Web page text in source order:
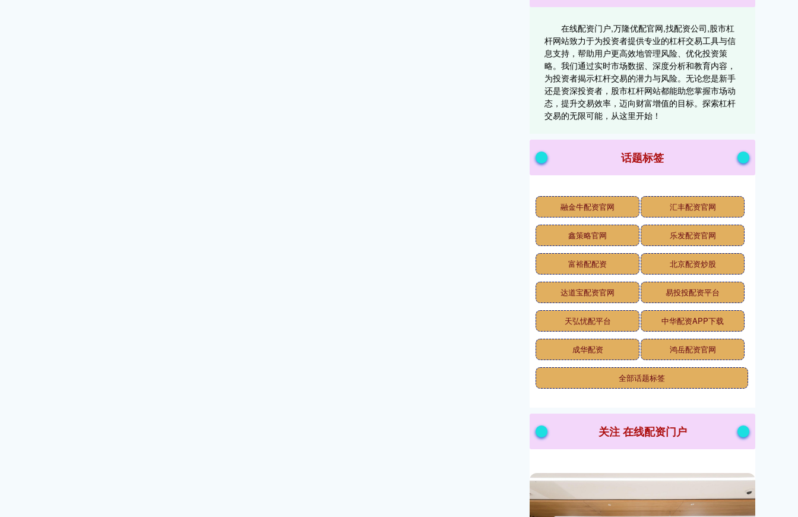
在线配资门户,万隆优配官网,找配资公司,股市杠
杆网站致力于为投资者提供专业的杠杆交易工具与信
息支持，帮助用户更高效地管理风险、优化投资策
略。我们通过实时市场数据、深度分析和教育内容，
为投资者揭示杠杆交易的潜力与风险。无论您是新手
还是资深投资者，股市杠杆网站都能助您掌握市场动
态，提升交易效率，迈向财富增值的目标。探索杠杆
交易的无限可能，从这里开始！
话题标签
融金牛配资官网 汇丰配资官网
鑫策略官网 乐发配资官网
富裕配配资 北京配资炒股
达道宝配资官网 易投投配资平台
天弘忧配平台 中华配资APP下载
成华配资 鸿岳配资官网
全部话题标签
关注 在线配资门户